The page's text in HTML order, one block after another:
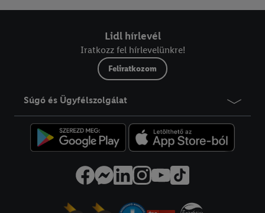
Lidl hírlevél
Iratkozz fel hírlevelünkre!
Feliratkozom
Súgó és Ügyfélszolgálat